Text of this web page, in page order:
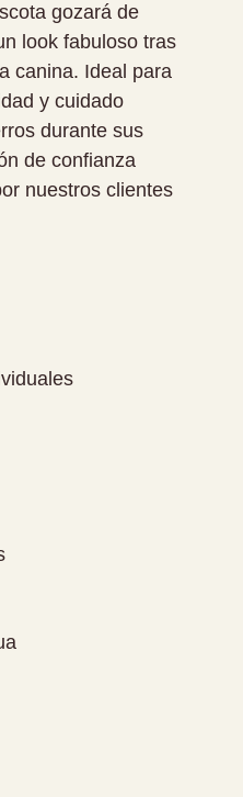
gozará de
look fabuloso tras
canina. Ideal para
y cuidado
durante sus
de confianza
nuestros clientes